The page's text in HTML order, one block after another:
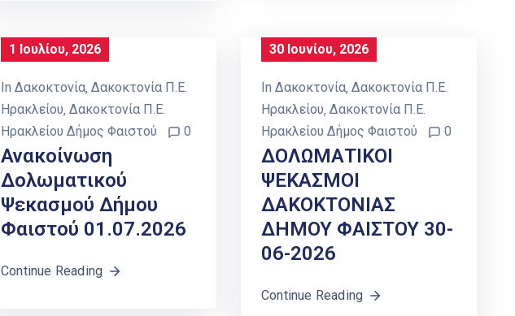
1 Ιουλίου, 2026
In Δακοκτονία‚ Δακοκτονία Π.Ε.
Ηρακλείου‚ Δακοκτονία Π.Ε.
Ηρακλείου Δήμος Φαιστού
0
Ανακοίνωση
Δολωματικού
Ψεκασμού Δήμου
Φαιστού 01.07.2026
Continue Reading
30 Ιουνίου, 2026
In Δακοκτονία‚ Δακοκτονία Π.Ε.
Ηρακλείου‚ Δακοκτονία Π.Ε.
Ηρακλείου Δήμος Φαιστού
0
ΔΟΛΩΜΑΤΙΚΟΙ
ΨΕΚΑΣΜΟΙ
ΔΑΚΟΚΤΟΝΙΑΣ
ΔΗΜΟΥ ΦΑΙΣΤΟΥ 30-
06-2026
Continue Reading